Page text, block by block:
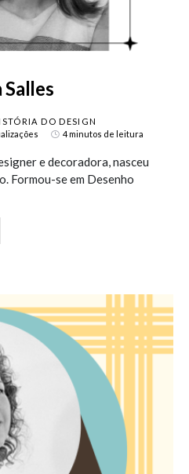
DO DESIGN
4 minutos de leitura
e decoradora, nasceu
Formou-se em Desenho